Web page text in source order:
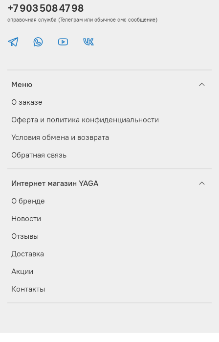
Меню
О заказе
Оферта и политика конфиденциальности
Условия обмена и возврата
Обратная связь
Интернет магазин YAGA
О бренде
Новости
Отзывы
Доставка
Акции
Контакты
+7 903 508 47 98
справочная служба (Телеграм или обычное смс сообщение)